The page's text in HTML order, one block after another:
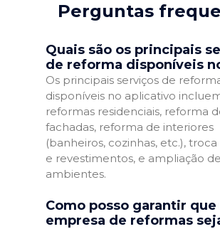
Perguntas
Quais são os principais
de reforma disponíveis
Os principais serviços de
disponíveis no aplicativo
reformas residenciais, reforma
fachadas, reforma de interiores
(banheiros, cozinhas, etc.),
e revestimentos, e ampliação de
ambientes.
Como posso garantir que
empresa de reformas